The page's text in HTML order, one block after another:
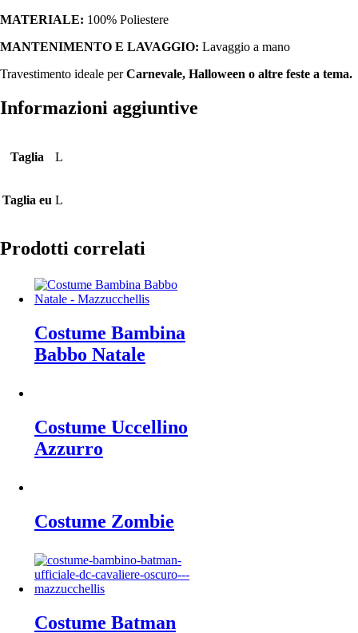
MATERIALE: 100% Poliestere
MANTENIMENTO E LAVAGGIO: Lavaggio a mano
Travestimento ideale perCarnevale, Halloween o altre feste a tema.
Informazioni aggiuntive
Taglia L
Taglia eu L
Prodotti correlati
Costume Bambina
Babbo Natale
Costume Uccellino
Azzurro
Costume Zombie
Costume Batman